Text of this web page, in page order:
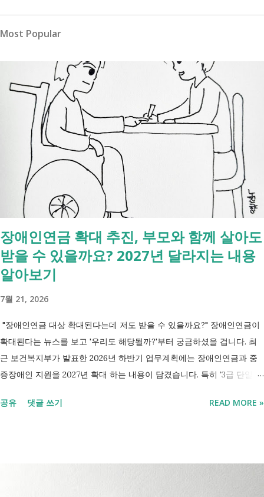
Most Popular
장애인연금 확대 추진, 부모와 함께 살아도
받을 수 있을까요? 2027년 달라지는 내용
알아보기
7월 21, 2026
"장애인연금 대상 확대된다는데 저도 받을 수 있을까요?" 장애인연금이
확대된다는 뉴스를 보고 '우리도 해당될까?'부터 궁금하셨을 겁니다. 최
근 보건복지부가 발표한 2026년 하반기 업무계획에는 장애인연금과 중
증장애인 지원을 2027년 확대 하는 내용이 담겼습니다. 특히 '3급 단일장
포함되면서 많은 분들이 관심을 갖고 있습니다. 이번 글에서는 장애인과
공유 댓글 쓰기 READ MORE »